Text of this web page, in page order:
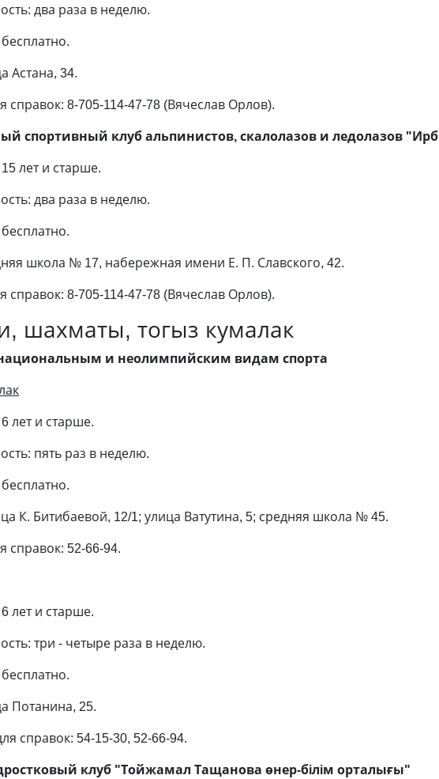
два раза в неделю.
Астана, 34.
справок: 8-705-114-47-78 (Вячеслав Орлов).
спортивный клуб альпинистов, скалолазов и ледолазов
лет и старше.
два раза в неделю.
школа № 17, набережная имени Е. П. Славского, 42.
справок: 8-705-114-47-78 (Вячеслав Орлов).
шахматы, тогыз кумалак
и неолимпийским видам спорта
лет и старше.
пять раз в неделю.
К. Битибаевой, 12/1; улица Ватутина, 5; средняя школа № 45.
справок: 52-66-94.
лет и старше.
три - четыре раза в неделю.
Потанина, 25.
справок: 54-15-30, 52-66-94.
клуб "Тойжамал Тащанова өнер-бiлiм орталығы"